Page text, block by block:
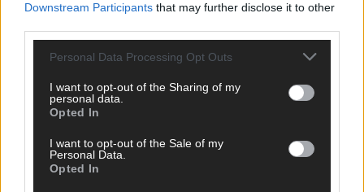
Downstream Participants that may further disclose it to other
Personal Data Processing Opt Outs
I want to opt-out of the Sharing of my
personal data.
Opted In
I want to opt-out of the Sale of my
Personal Data.
Opted In
KOMMENTAR
ESC-Finale morgen: Finnland Favorit, Australien
aufgestiegen – alle 25 Acts im Kurzcheck
Mai 2026
KOMMENTAR
war solide, aber kein Feuerwerk
Mai 2026